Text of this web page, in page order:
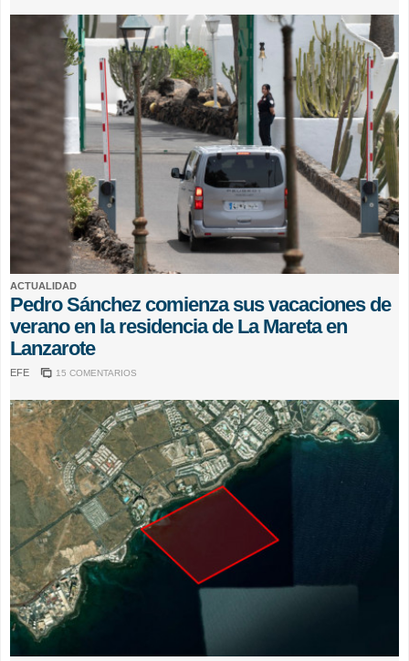
ACTUALIDAD
Pedro Sánchez comienza sus vacaciones de
verano en la residencia de La Mareta en
Lanzarote
EFE 15 COMENTARIOS